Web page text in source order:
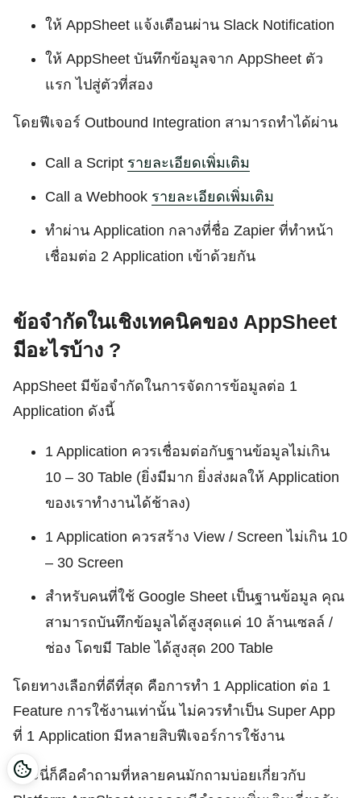
ให้ AppSheet แจ้งเตือนผ่าน Slack Notification
ให้ AppSheet บันทึกข้อมูลจาก AppSheet ตัว
แรก ไปสู่ตัวที่สอง
โดยฟีเจอร์ Outbound Integration สามารถทำได้ผ่าน
Call a Script รายละเอียดเพิ่มเติม
Call a Webhook รายละเอียดเพิ่มเติม
ทำผ่าน Application กลางที่ชื่อ Zapier ที่ทำหน้า
เชื่อมต่อ 2 Application เข้าด้วยกัน
ข้อจำกัดในเชิงเทคนิคของ AppSheet
มีอะไรบ้าง ?
AppSheet มีข้อจำกัดในการจัดการข้อมูลต่อ 1
Application ดังนี้
1 Application ควรเชื่อมต่อกับฐานข้อมูลไม่เกิน
10 – 30 Table (ยิ่งมีมาก ยิ่งส่งผลให้ Application
ของเราทำงานได้ช้าลง)
1 Application ควรสร้าง View / Screen ไม่เกิน 10
– 30 Screen
สำหรับคนที่ใช้ Google Sheet เป็นฐานข้อมูล คุณ
สามารถบันทึกข้อมูลได้สูงสุดแค่ 10 ล้านเซลล์ /
ช่อง โดขมี Table ได้สูงสุด 200 Table
โดยทางเลือกที่ดีที่สุด คือการทำ 1 Application ต่อ 1
Feature การใช้งานเท่านั้น ไม่ควรทำเป็น Super App
ที่ 1 Application มีหลายสิบฟีเจอร์การใช้งาน
และนี่ก็คือคำถามที่หลายคนมักถามบ่อยเกี่ยวกับ